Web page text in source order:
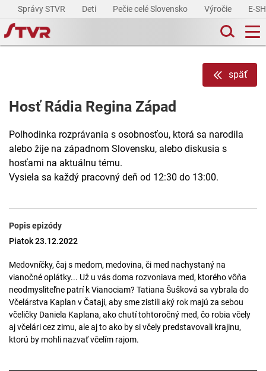
Správy STVR Deti Pečie celé Slovensko Výročie E-
späť
Hosť Rádia Regina Západ
Polhodinka rozprávania s osobnosťou, ktorá sa narodila
alebo žije na západnom Slovensku, alebo diskusia s
hosťami na aktuálnu tému.
Vysiela sa každý pracovný deň od 12:30 do 13:00.
Popis epizódy
Piatok 23.12.2022
Medovníčky, čaj s medom, medovina, či med nachystaný na
vianočné oplátky... Už u vás doma rozvoniava med, ktorého vôňa
neodmysliteľne patrí k Vianociam? Tatiana Šušková sa vybrala do
Včelárstva Kaplan v Čataji, aby sme zistili aký rok majú za sebou
včeličky Daniela Kaplana, ako chutí tohtoročný med, čo robia včely
aj včelári cez zimu, ale aj to ako by si včely predstavovali krajinu,
ktorú by mohli nazvať včelím rajom.